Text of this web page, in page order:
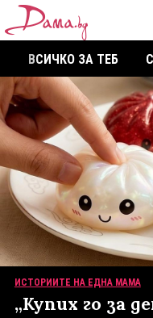
ВСИЧКО ЗА ТЕБ
ИСТОРИИТЕ НА ЕДНА МАМА
„Купих го за